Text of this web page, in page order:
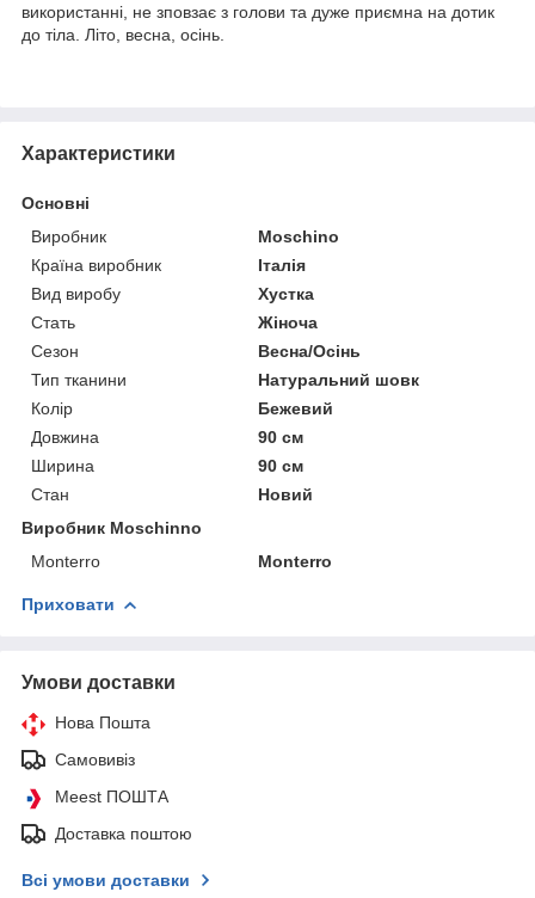
використанні, не зповзає з голови та дуже приємна на дотик
до тіла. Літо, весна, осінь.
Характеристики
Основні
Виробник
Moschino
Країна виробник
Італія
Вид виробу
Хустка
Стать
Жіноча
Сезон
Весна/Осінь
Тип тканини
Натуральний шовк
Колір
Бежевий
Довжина
90 см
Ширина
90 см
Стан
Новий
Виробник Moschinno
Monterro
Monterro
Приховати
Умови доставки
Нова Пошта
Самовивіз
Meest ПОШТА
Доставка поштою
Всі умови доставки